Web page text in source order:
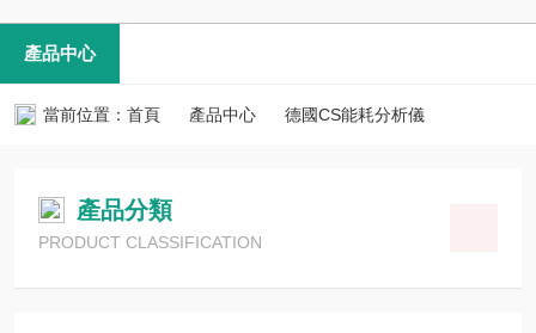
產品中心
當前位置： 首頁 產品中心 德國CS能耗分析儀
產品分類
PRODUCT CLASSIFICATION